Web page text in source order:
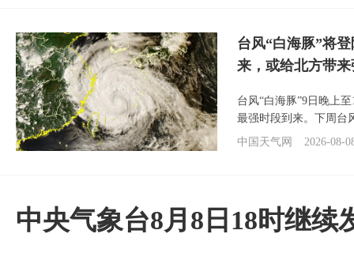
台风“白海豚”将
来，或给北方带
台风“白海豚”9日晚上
最强时段到来。下周台
中国天气网
2026-08-
中央气象台8月8日18时继续